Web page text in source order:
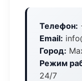
Телефон:
Email:
Город:
Режим
24/7